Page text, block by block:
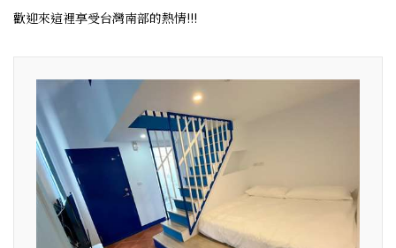
歡迎來這裡享受台灣南部的熱情!!!